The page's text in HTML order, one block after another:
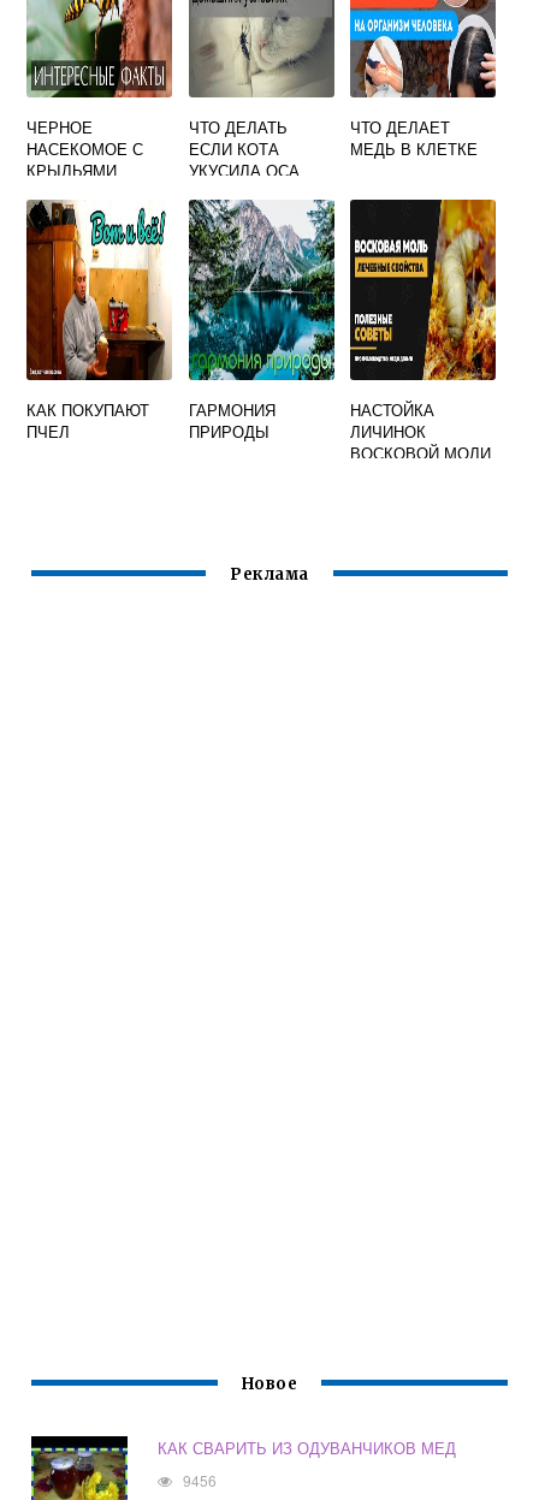
ЧЕРНОЕ
НАСЕКОМОЕ С
КРЫЛЬЯМИ
ЧТО ДЕЛАТЬ
ЕСЛИ КОТА
УКУСИЛА ОСА
ЧТО ДЕЛАЕТ
МЕДЬ В КЛЕТКЕ
КАК ПОКУПАЮТ
ПЧЕЛ
ГАРМОНИЯ
ПРИРОДЫ
НАСТОЙКА
ЛИЧИНОК
ВОСКОВОЙ МОЛИ
Реклама
Новое
КАК СВАРИТЬ ИЗ ОДУВАНЧИКОВ МЕД
9456